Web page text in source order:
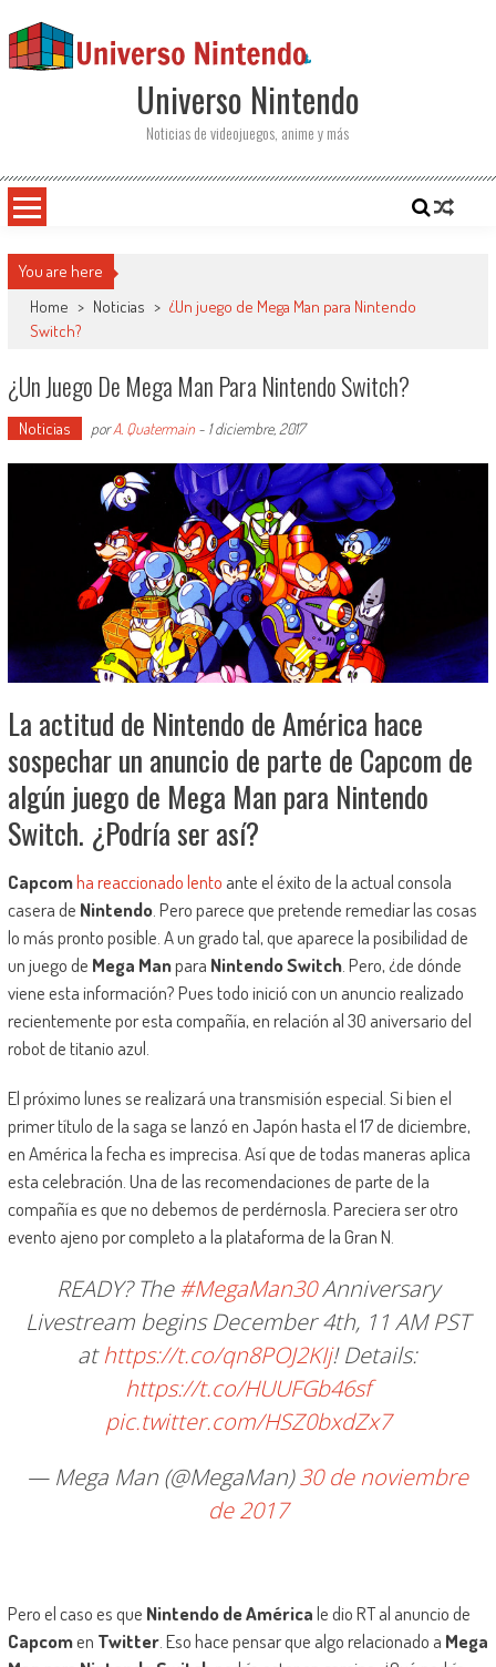
Universo Nintendo
Noticias de videojuegos, anime y más
You are here
Home > Noticias > ¿Un juego de Mega Man para Nintendo
Switch?
¿Un Juego De Mega Man Para Nintendo Switch?
Noticias porA. Quatermain- 1 diciembre, 2017
La actitud de Nintendo de América hace
sospechar un anuncio de parte de Capcom de
algún juego de Mega Man para Nintendo
Switch. ¿Podría ser así?
Capcomha reaccionado lento ante el éxito de la actual consola
casera de Nintendo. Pero parece que pretende remediar las cosas
lo más pronto posible. A un grado tal, que aparece la posibilidad de
un juego de Mega Manpara Nintendo Switch. Pero, ¿de dónde
viene esta información? Pues todo inició con un anuncio realizado
recientemente por esta compañía, en relación al 30 aniversario del
robot de titanio azul.
El próximo lunes se realizará una transmisión especial. Si bien el
primer título de la saga se lanzó en Japón hasta el 17 de diciembre,
en América la fecha es imprecisa. Así que de todas maneras aplica
esta celebración. Una de las recomendaciones de parte de la
compañía es que no debemos de perdérnosla. Pareciera ser otro
evento ajeno por completo a la plataforma de la Gran N.
READY? The#MegaMan30Anniversary
Livestream begins December 4th, 11 AM PST
athttps://t.co/qn8POJ2KIj! Details:
https://t.co/HUUFGb46sf
pic.twitter.com/HSZ0bxdZx7
— Mega Man (@MegaMan)30 de noviembre
de 2017
Pero el caso es que Nintendo de Américale dio RT al anuncio de
Capcomen Twitter. Eso hace pensar que algo relacionado a Mega